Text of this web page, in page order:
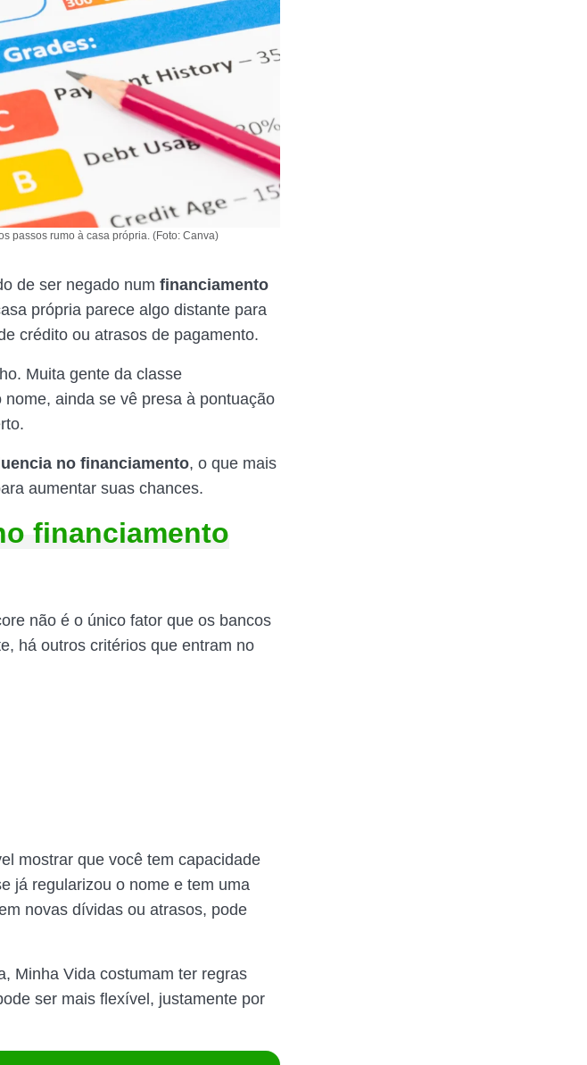
passos rumo à casa própria. (Foto: Canva)
de ser negado num financiamento
própria parece algo distante para
crédito ou atrasos de pagamento.
Muita gente da classe
ainda se vê presa à pontuação
no financiamento, o que mais
aumentar suas chances.
financiamento
não é o único fator que os bancos
há outros critérios que entram no
mostrar que você tem capacidade
já regularizou o nome e tem uma
novas dívidas ou atrasos, pode
Minha Vida costumam ter regras
ser mais flexível, justamente por